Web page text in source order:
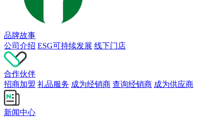
品牌故事
公司介绍 ESG可持续发展 线下门店
合作伙伴
招商加盟 礼品服务 成为经销商 查询经销商 成为供应商
新闻中心